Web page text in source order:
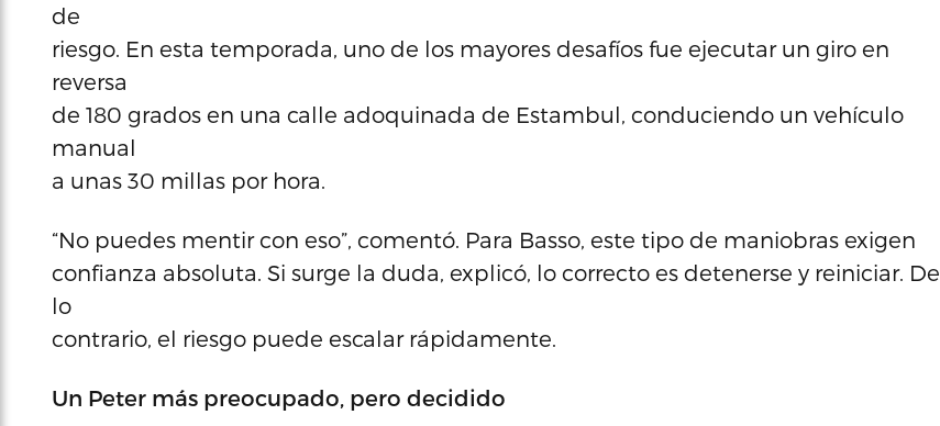
de
riesgo. En esta temporada, uno de los mayores desafíos fue ejecutar un giro en
reversa
de 180 grados en una calle adoquinada de Estambul, conduciendo un vehículo
manual
a unas 30 millas por hora.
“No puedes mentir con eso”, comentó. Para Basso, este tipo de maniobras exigen
confianza absoluta. Si surge la duda, explicó, lo correcto es detenerse y reiniciar. De
lo
contrario, el riesgo puede escalar rápidamente.
Un Peter más preocupado, pero decidido